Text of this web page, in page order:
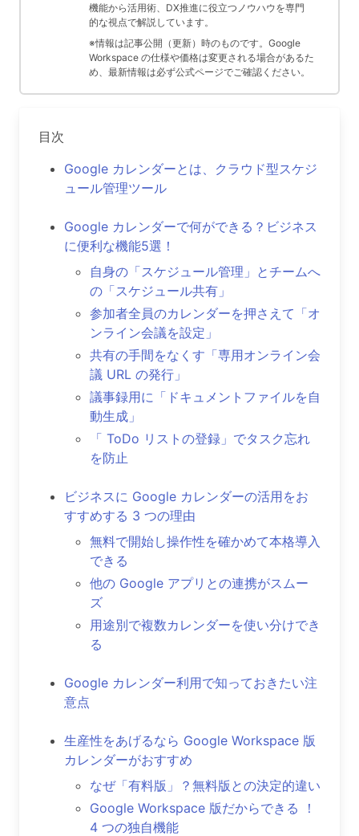
機能から活用術、DX推進に役立つノウハウを専門
的な視点で解説しています。
※情報は記事公開（更新）時のものです。Google
Workspace の仕様や価格は変更される場合があるた
め、最新情報は必ず公式ページでご確認ください。
目次
Google カレンダーとは、クラウド型スケジ
ュール管理ツール
Google カレンダーで何ができる？ビジネス
に便利な機能5選！
自身の「スケジュール管理」とチームへ
の「スケジュール共有」
参加者全員のカレンダーを押さえて「オ
ンライン会議を設定」
共有の手間をなくす「専用オンライン会
議 URL の発行」
議事録用に「ドキュメントファイルを自
動生成」
「 ToDo リストの登録」でタスク忘れ
を防止
ビジネスに Google カレンダーの活用をお
すすめする 3 つの理由
無料で開始し操作性を確かめて本格導入
できる
他の Google アプリとの連携がスムー
ズ
用途別で複数カレンダーを使い分けでき
る
Google カレンダー利用で知っておきたい注
意点
生産性をあげるなら Google Workspace 版
カレンダーがおすすめ
なぜ「有料版」？無料版との決定的違い
Google Workspace 版だからできる ！
4 つの独自機能